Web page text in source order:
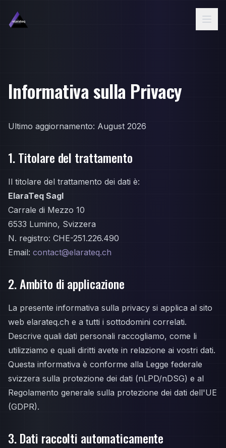
Informativa sulla Privacy
Ultimo aggiornamento: August 2026
1. Titolare del trattamento
Il titolare del trattamento dei dati è:
ElaraTeq Sagl
Carrale di Mezzo 10
6533 Lumino, Svizzera
N. registro: CHE-251.226.490
Email: contact@elarateq.ch
2. Ambito di applicazione
La presente informativa sulla privacy si applica al sito
web elarateq.ch e a tutti i sottodomini correlati.
Descrive quali dati personali raccogliamo, come li
utilizziamo e quali diritti avete in relazione ai vostri dati.
Questa informativa è conforme alla Legge federale
svizzera sulla protezione dei dati (nLPD/nDSG) e al
Regolamento generale sulla protezione dei dati dell'UE
(GDPR).
3. Dati raccolti automaticamente